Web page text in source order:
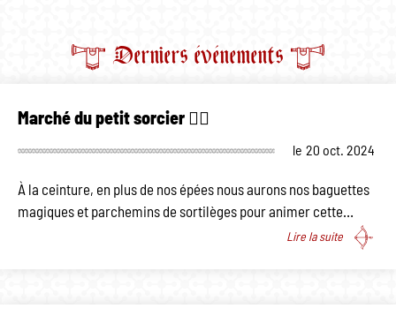
Derniers événements
Marché du petit sorcier 🧙‍♂️
le 20 oct. 2024
À la ceinture, en plus de nos épées nous aurons nos baguettes
magiques et parchemins de sortilèges pour animer cette…
Lire la suite